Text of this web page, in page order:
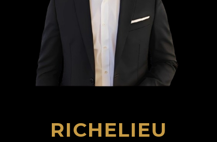
RICHELIEU